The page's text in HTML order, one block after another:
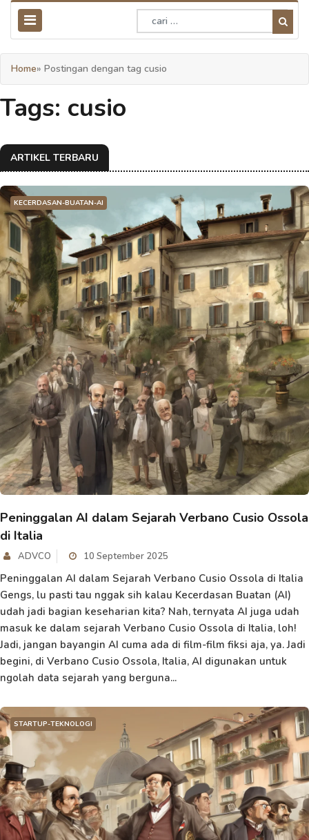
Home» Postingan dengan tag cusio
Tags: cusio
ARTIKEL TERBARU
KECERDASAN-BUATAN-AI
Peninggalan AI dalam Sejarah Verbano Cusio Ossola
di Italia
ADVCO 10 September 2025
Peninggalan AI dalam Sejarah Verbano Cusio Ossola di Italia
Gengs, lu pasti tau nggak sih kalau Kecerdasan Buatan (AI)
udah jadi bagian keseharian kita? Nah, ternyata AI juga udah
masuk ke dalam sejarah Verbano Cusio Ossola di Italia, loh!
Jadi, jangan bayangin AI cuma ada di film-film fiksi aja, ya. Jadi
begini, di Verbano Cusio Ossola, Italia, AI digunakan untuk
ngolah data sejarah yang berguna...
STARTUP-TEKNOLOGI